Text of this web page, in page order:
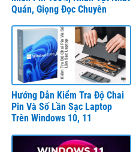
Quán, Giọng Đọc Chuyên
Hướng Dẫn Kiểm Tra Độ Chai
Pin Và Số Lần Sạc Laptop
Trên Windows 10, 11